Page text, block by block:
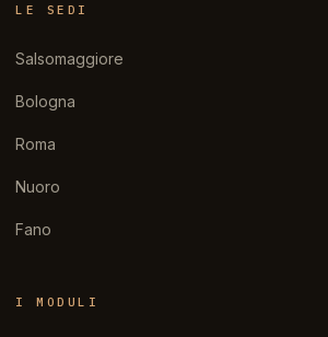
LE SEDI
Salsomaggiore
Bologna
Roma
Nuoro
Fano
I MODULI